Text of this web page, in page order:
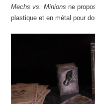
Mechs vs. Minions ne
plastique et en métal pour